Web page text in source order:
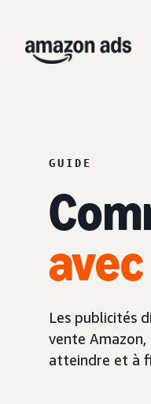
GUIDE
Les publicités
vente
atteindre et à